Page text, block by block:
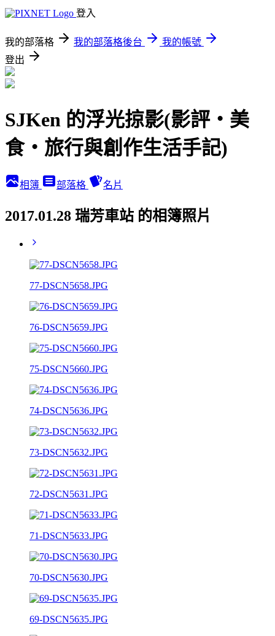
登入
我的部落格 我的部落格後台
我的帳號
登出
SJKen 的浮光掠影(影評‧美
食‧旅行與創作生活手記)
相簿 部落格 名片
2017.01.28 瑞芳車站 的相簿照片
77-DSCN5658.JPG
76-DSCN5659.JPG
75-DSCN5660.JPG
74-DSCN5636.JPG
73-DSCN5632.JPG
72-DSCN5631.JPG
71-DSCN5633.JPG
70-DSCN5630.JPG
69-DSCN5635.JPG